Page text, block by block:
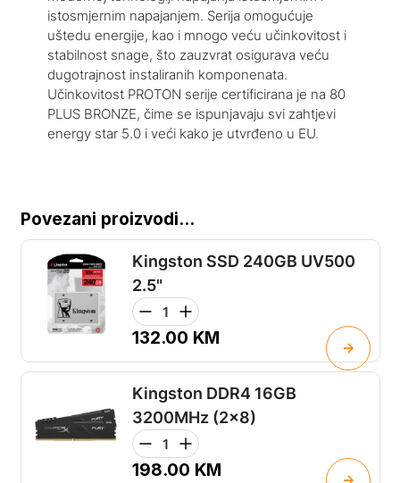
istosmjernim napajanjem. Serija omogućuje
uštedu energije, kao i mnogo veću učinkovitost i
stabilnost snage, što zauzvrat osigurava veću
dugotrajnost instaliranih komponenata.
Učinkovitost PROTON serije certificirana je na 80
PLUS BRONZE, čime se ispunjavaju svi zahtjevi
energy star 5.0 i veći kako je utvrđeno u EU.
Povezani proizvodi...
Kingston SSD 240GB UV500
2.5"
132.00 KM
Kingston DDR4 16GB
3200MHz (2x8)
198.00 KM